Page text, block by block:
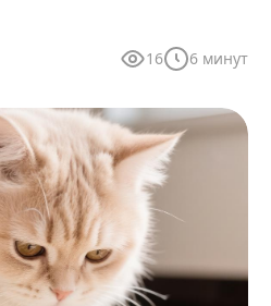
16 6 минут